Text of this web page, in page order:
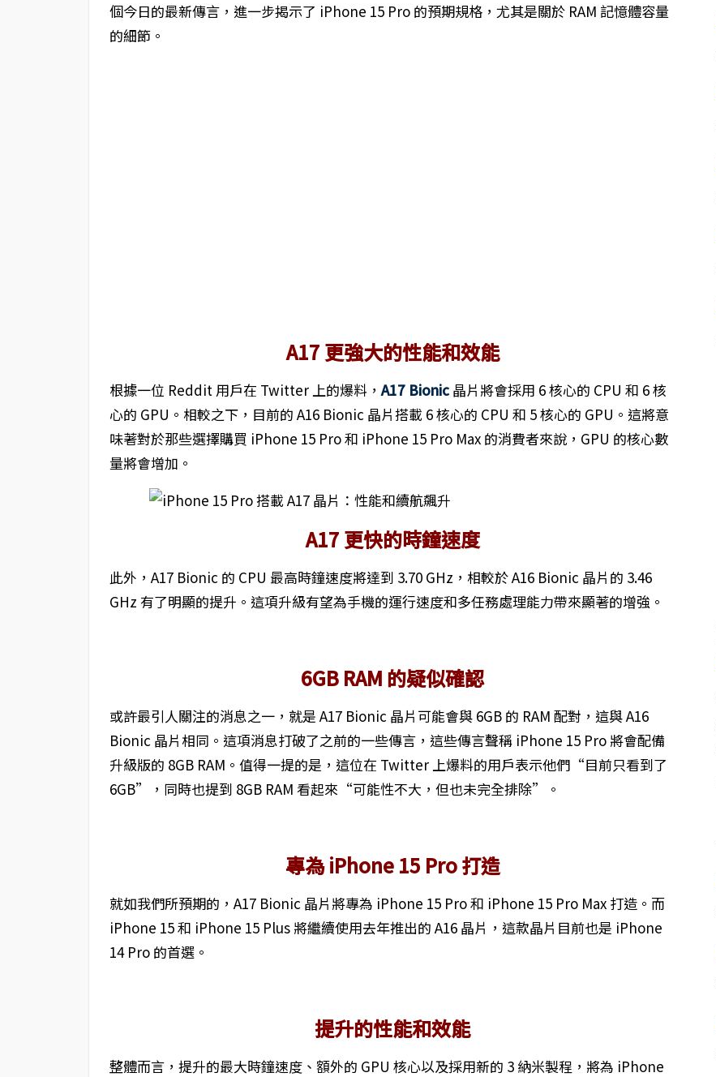
個今日的最新傳言，進一步揭示了 iPhone 15 Pro 的預期規格，尤其是關於 RAM 記憶體容量
的細節。
A17 更強大的性能和效能
根據一位 Reddit 用戶在 Twitter 上的爆料，A17 Bionic晶片將會採用 6 核心的 CPU 和 6 核
心的 GPU。相較之下，目前的 A16 Bionic 晶片搭載 6 核心的 CPU 和 5 核心的 GPU。這將意
味著對於那些選擇購買 iPhone 15 Pro 和 iPhone 15 Pro Max 的消費者來說，GPU 的核心數
量將會增加。
A17 更快的時鐘速度
此外，A17 Bionic 的 CPU 最高時鐘速度將達到 3.70 GHz，相較於 A16 Bionic 晶片的 3.46
GHz 有了明顯的提升。這項升級有望為手機的運行速度和多任務處理能力帶來顯著的增強。
6GB RAM 的疑似確認
或許最引人關注的消息之一，就是 A17 Bionic 晶片可能會與 6GB 的 RAM 配對，這與 A16
Bionic 晶片相同。這項消息打破了之前的一些傳言，這些傳言聲稱 iPhone 15 Pro 將會配備
升級版的 8GB RAM。值得一提的是，這位在 Twitter 上爆料的用戶表示他們“目前只看到了
6GB”，同時也提到 8GB RAM 看起來“可能性不大，但也未完全排除”。
專為 iPhone 15 Pro 打造
就如我們所預期的，A17 Bionic 晶片將專為 iPhone 15 Pro 和 iPhone 15 Pro Max 打造。而
iPhone 15 和 iPhone 15 Plus 將繼續使用去年推出的 A16 晶片，這款晶片目前也是 iPhone
14 Pro 的首選。
提升的性能和效能
整體而言，提升的最大時鐘速度、額外的 GPU 核心以及採用新的 3 納米製程，將為 iPhone